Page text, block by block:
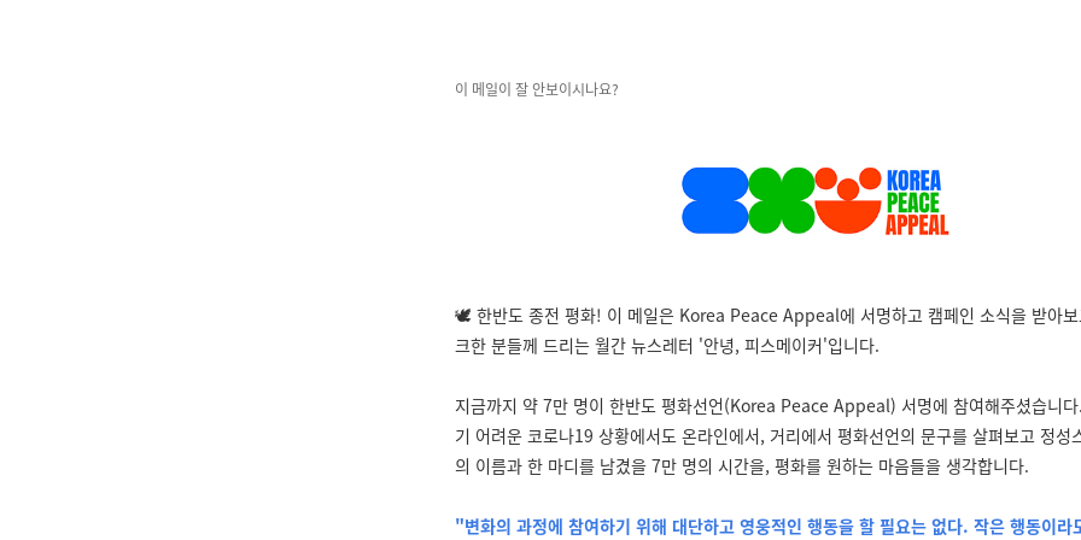
이 메일이 잘 안보이시나요?
🕊 한반도 종전 평화! 이 메일은 Korea Peace Appeal에 서명하고 캠페인 소식을 받아
크한 분들께 드리는 월간 뉴스레터 '안녕, 피스메이커'입니다.
지금까지 약 7만 명이 한반도 평화선언(Korea Peace Appeal) 서명에 참여해주셨습니
기 어려운 코로나19 상황에서도 온라인에서, 거리에서 평화선언의 문구를 살펴보고 정성
의 이름과 한 마디를 남겼을 7만 명의 시간을, 평화를 원하는 마음들을 생각합니다.
"변화의 과정에 참여하기 위해 대단하고 영웅적인 행동을 할 필요는 없다. 작은 행동이라